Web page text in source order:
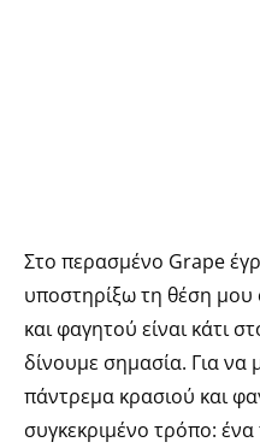
Στο περασμένο Grape
υποστηρίξω τη θέση μου
και φαγητού είναι κάτι
δίνουμε σημασία. Για να
πάντρεμα κρασιού και
συγκεκριμένο τρόπο: